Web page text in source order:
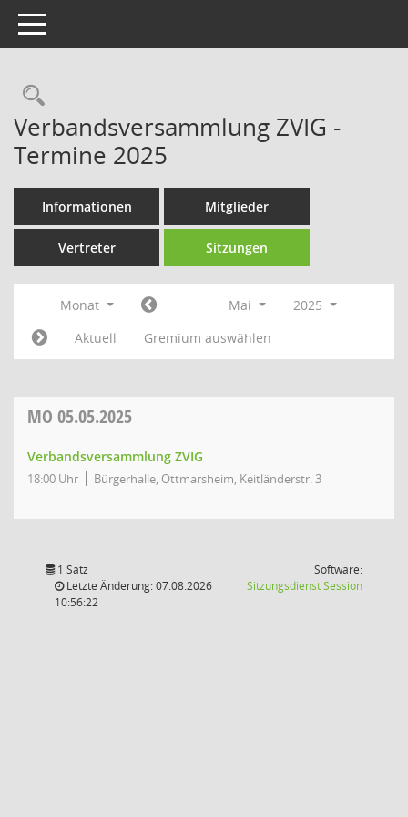
Toggle navigation
Rechercheauswahl
Verbandsversammlung ZVIG -
Termine 2025
Informationen Mitglieder
Vertreter Sitzungen
Monat Mai
2025
Aktuell
Gremium auswählen
MO 05.05.2025
Verbandsversammlung ZVIG
18:00 Uhr Bürgerhalle, Ottmarsheim, Keitländerstr. 3
1 Satz
Letzte Änderung: 07.08.2026
10:56:22
Software:
SitzungsdienstSession(Wird in